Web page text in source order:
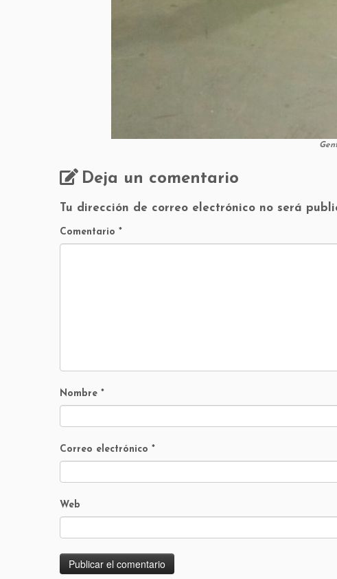
Deja un comentario
Tu dirección de correo electrónico no será
Comentario *
Nombre *
Correo electrónico *
Web